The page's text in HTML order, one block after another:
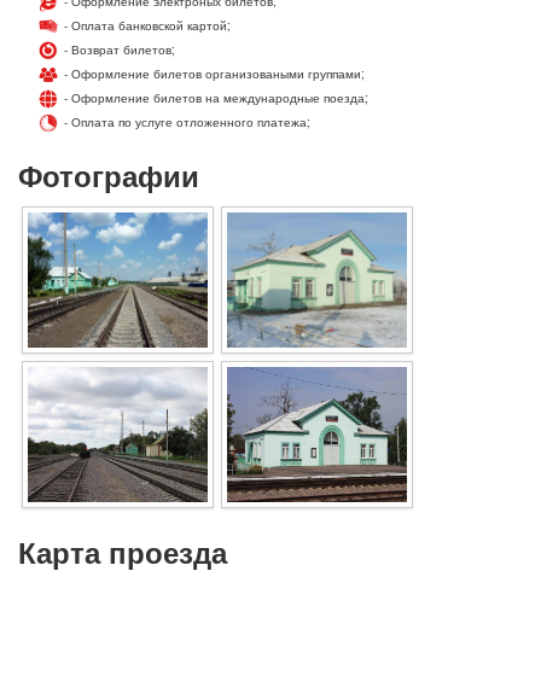
- Оплата банковской картой;
- Возврат билетов;
- Оформление билетов организоваными группами;
- Оформление билетов на международные поезда;
- Оплата по услуге отложенного платежа;
Фотографии
Карта проезда